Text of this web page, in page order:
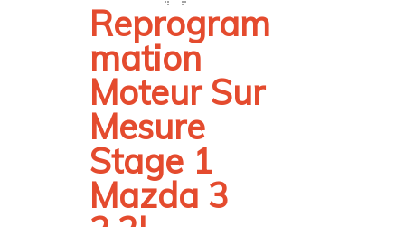
Reprogram
mation
Moteur Sur
Mesure
Stage 1
Mazda 3